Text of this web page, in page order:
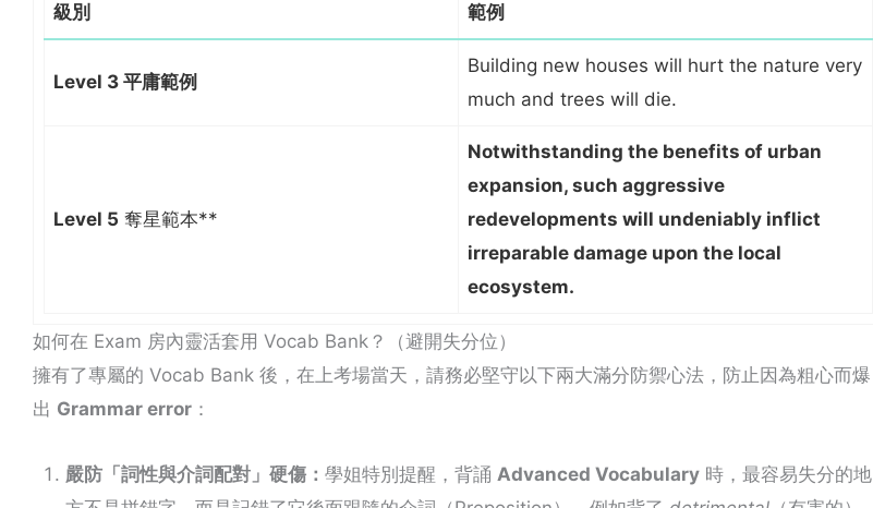
級別 範例
Level 3 平庸範例
Building new houses will hurt the nature very
much and trees will die.
Level 5 奪星範本**
Notwithstanding the benefits of urban
expansion, such aggressive
redevelopments will undeniably inflict
irreparable damage upon the local
ecosystem.
如何在 Exam 房內靈活套用 Vocab Bank？（避開失分位）
擁有了專屬的 Vocab Bank 後，在上考場當天，請務必堅守以下兩大滿分防禦心法，防止因為粗心而爆
出 Grammar error ：
嚴防「詞性與介詞配對」硬傷： 學姐特別提醒，背誦 Advanced Vocabulary 時，最容易失分的地